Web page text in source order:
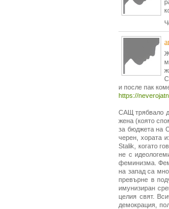
и после пак
https://
САЩ трябвало
жена (която
за бюджета на
черен, хората
Stalik, когато
не с
феминизма.
на запад са
превърне в
имунизиран
целия свят.
демокрация,